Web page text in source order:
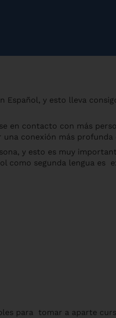
Español, y esto lleva
en contacto con más
conexión más profunda
y esto es muy
como segunda lengua
para tomar a aparte